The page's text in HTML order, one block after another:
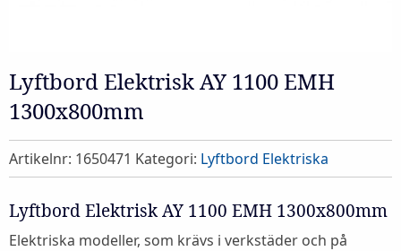
Lyftbord Elektrisk AY 1100 EMH
1300x800mm
Artikelnr: 1650471 Kategori: Lyftbord Elektriska
Lyftbord Elektrisk AY 1100 EMH 1300x800mm
Elektriska modeller, som krävs i verkstäder och på